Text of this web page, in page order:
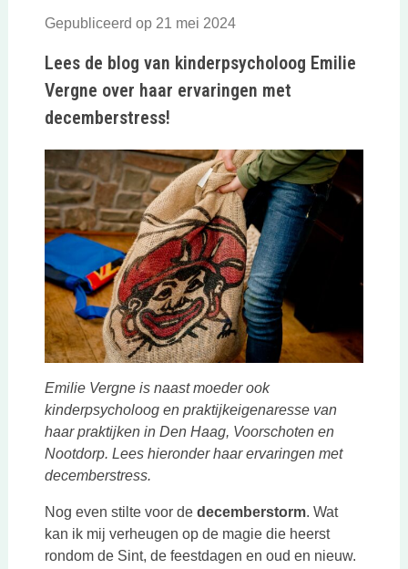
Gepubliceerd op 21 mei 2024
Lees de blog van kinderpsycholoog Emilie
Vergne over haar ervaringen met
decemberstress!
Emilie Vergne is naast moeder ook
kinderpsycholoog en praktijkeigenaresse van
haar praktijken in Den Haag, Voorschoten en
Nootdorp. Lees hieronder haar ervaringen met
decemberstress.
Nog even stilte voor de decemberstorm. Wat
kan ik mij verheugen op de magie die heerst
rondom de Sint, de feestdagen en oud en nieuw.